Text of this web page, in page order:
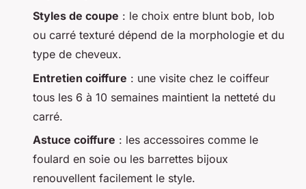
Styles de coupe : le choix entre blunt bob, lob
ou carré texturé dépend de la morphologie et du
type de cheveux.
Entretien coiffure : une visite chez le coiffeur
tous les 6 à 10 semaines maintient la netteté du
carré.
Astuce coiffure : les accessoires comme le
foulard en soie ou les barrettes bijoux
renouvellent facilement le style.